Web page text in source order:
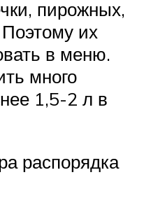
пирожных,
их
в меню.
много
1,5-2 л в
распорядка